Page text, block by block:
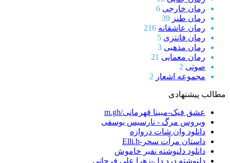
رمان خارجی 6
رمان طنز 39
رمان عاشقانه 216
رمان فانتزی 5
رمان مذهبی 3
رمان معمایی 21
صوتی 2
مجموعه اشعار 2
مطالب پیشنهادی
عشق فیک-مبینا قهرمانی/m.gh
ویروس مرگ - نارسیس یوسفی
دانلود وان شات دروازه
داستان مرآت سحر-Elli.b
دانلود دلنوشته نفیر خاموش
دلنوشته درد دل-زهرا علی فرحانی